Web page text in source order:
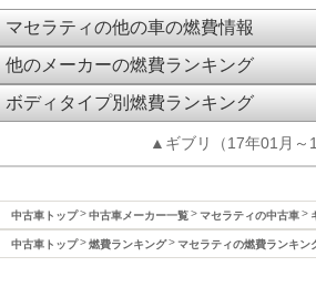
マセラティの他の車の燃費情報
他のメーカーの燃費ランキング
ボディタイプ別燃費ランキング
▲ギブリ（17年01月～
中古車トップ 中古車メーカー一覧 マセラティの中古車
中古車トップ 燃費ランキング マセラティの燃費ランキン